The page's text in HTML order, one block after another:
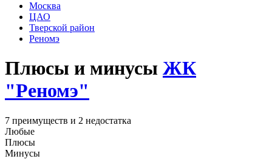
Москва
ЦАО
Тверской район
Реномэ
Плюсы и минусы ЖК
"Реномэ"
7 преимуществ и 2 недостатка
Любые
Плюсы
Минусы